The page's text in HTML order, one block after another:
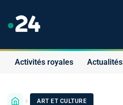
Activités royales Actualités
ART ET CULTURE